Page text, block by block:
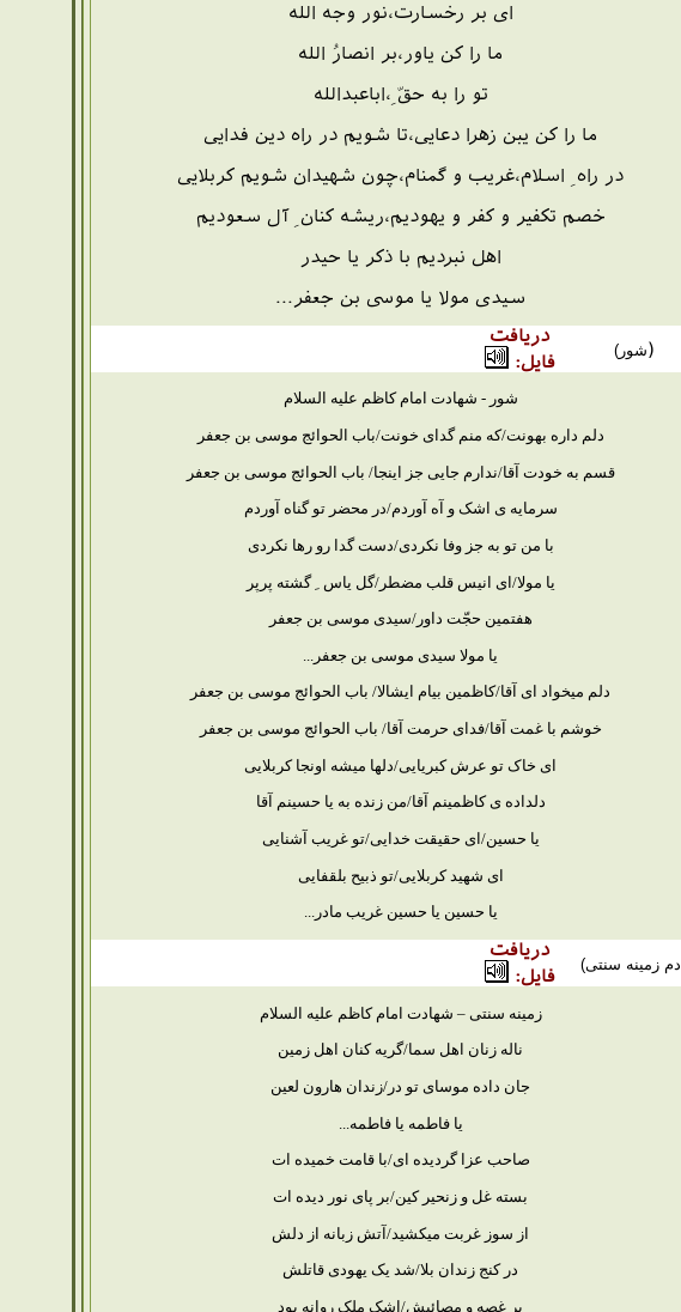
ای بر رخسارت،نور وجه الله
ما را کن یاور،بر انصارُ الله
تو را به حقّ ِ،اباعبدالله
ما را کن یبن زهرا دعایی،تا شویم در راه دین فدایی
در راه ِ اسلام،غریب و گمنام،چون شهیدان شویم کربلایی
خصم تکفیر و کفر و یهودیم،ریشه کنان ِ آل سعودیم
اهل نبردیم با ذکر یا حیدر
سیدی مولا یا موسی بن جعفر...
(شور)
دریافت
فایل:
شور - شهادت امام کاظم علیه السلام
دلم داره بهونت/که منم گدای خونت/باب الحوائج موسی بن جعفر
قسم به خودت آقا/ندارم جایی جز اینجا/ باب الحوائج موسی بن جعفر
سرمایه ی اشک و آه آوردم/در محضر تو گناه آوردم
با من تو به جز وفا نکردی/دست گدا رو رها نکردی
یا مولا/ای انیس قلب مضطر/گل یاس ِ گشته پرپر
هفتمین حجّت داور/سیدی موسی بن جعفر
یا مولا سیدی موسی بن جعفر...
دلم میخواد ای آقا/کاظمین بیام ایشالا/ باب الحوائج موسی بن جعفر
خوشم با غمت آقا/فدای حرمت آقا/ باب الحوائج موسی بن جعفر
ای خاک تو عرش کبریایی/دلها میشه اونجا کربلایی
دلداده ی کاظمینم آقا/من زنده به یا حسینم آقا
یا حسین/ای حقیقت خدایی/تو غریب آشنایی
ای شهید کربلایی/تو ذبیح بلقفایی
یا حسین یا حسین غریب مادر...
دم زمینه سنتی)
دریافت
فایل:
زمینه سنتی – شهادت امام کاظم علیه السلام
ناله زنان اهل سما/گریه کنان اهل زمین
جان داده موسای تو در/زندان هارون لعین
یا فاطمه یا فاطمه...
صاحب عزا گردیده ای/با قامت خمیده ات
بسته غل و زنحیر کین/بر پای نور دیده ات
از سوز غربت میکشید/آتش زبانه از دلش
در کنج زندان بلا/شد یک یهودی قاتلش
بر غصه و مصائبش/اشک ملک روانه بود